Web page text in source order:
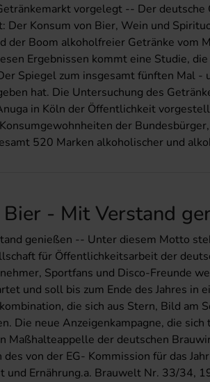
vorgelegt -- Der
Der Konsum von Bier, Wein und
der Boom alkoholfreier Getränke vom
Ergebnissen kommt eine Studie,
Spiegel zum insgesamt fünften Mal -
hat. Die Untersuchung des
in Köln der Öffentlichkeit
der
520 Marken alkoholischer und
Bier - Mit Verstand
genießen -- Unter diesem Motto
für Öffentlichkeitsarbeit der
Sportfans und Disco-Freunde
und soll bis zum Ende des Jahres in
die sich aus Stern, Bild am
Die neue Anzeigenkampagne, die
Maßhalteappelle der deutschen
von der EG- Kommission für das
und Ernährung.a. Brauwelt Nr. 33/34,